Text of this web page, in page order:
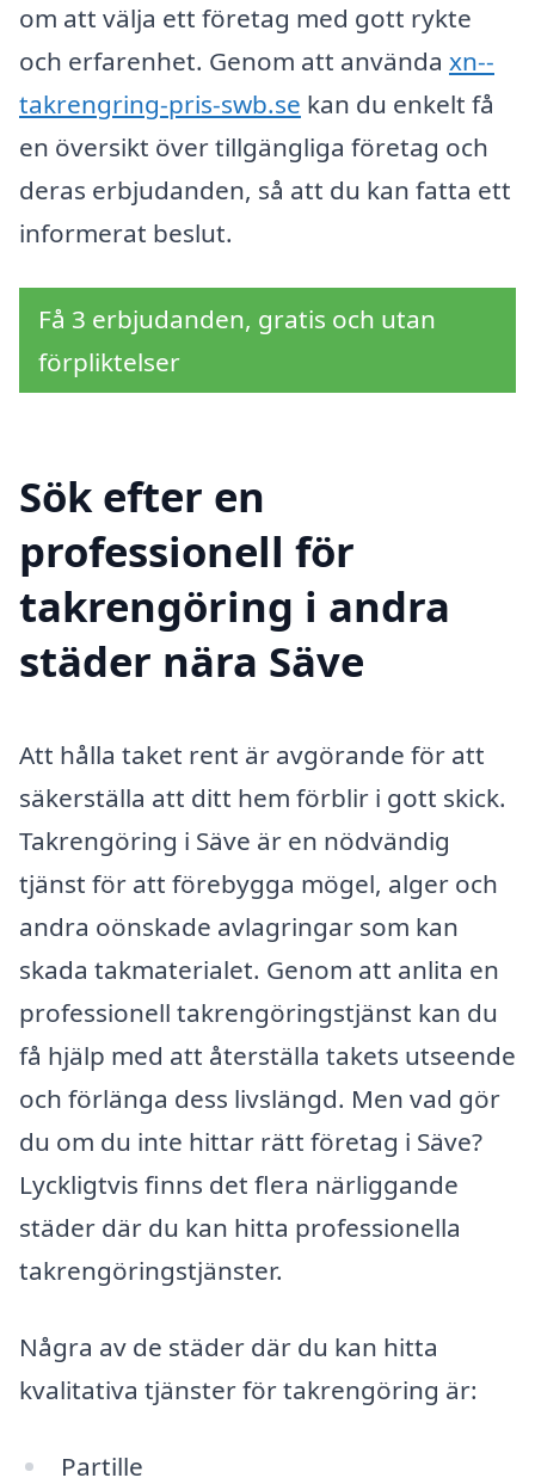
om att välja ett företag med gott rykte
och erfarenhet. Genom att använda xn--
takrengring-pris-swb.se kan du enkelt få
en översikt över tillgängliga företag och
deras erbjudanden, så att du kan fatta ett
informerat beslut.
Få 3 erbjudanden, gratis och utan
förpliktelser
Sök efter en
professionell för
takrengöring i andra
städer nära Säve
Att hålla taket rent är avgörande för att
säkerställa att ditt hem förblir i gott skick.
Takrengöring i Säve är en nödvändig
tjänst för att förebygga mögel, alger och
andra oönskade avlagringar som kan
skada takmaterialet. Genom att anlita en
professionell takrengöringstjänst kan du
få hjälp med att återställa takets utseende
och förlänga dess livslängd. Men vad gör
du om du inte hittar rätt företag i Säve?
Lyckligtvis finns det flera närliggande
städer där du kan hitta professionella
takrengöringstjänster.
Några av de städer där du kan hitta
kvalitativa tjänster för takrengöring är:
Partille